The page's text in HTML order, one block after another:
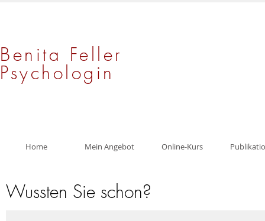
Benita Feller
Psychologin
Home Mein Angebot Online-Kurs
Wussten Sie schon?